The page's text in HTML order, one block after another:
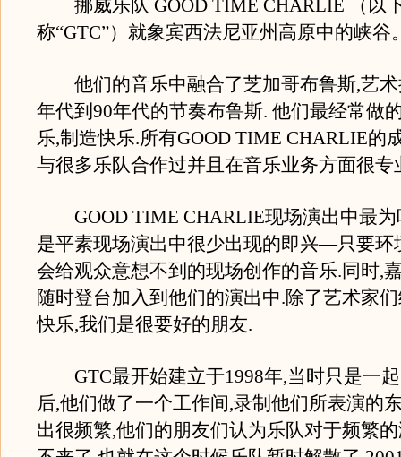
挪威乐队 GOOD TIME CHARLIE （以
称“GTC”）就象宾西法尼亚州高原中的峡谷
他们的音乐中融合了芝加哥布鲁斯,艺术
年代到90年代的节奏布鲁斯. 他们最经常做
乐,制造快乐.所有GOOD TIME CHARLIE的
与很多乐队合作过并且在音乐业务方面很专
GOOD TIME CHARLIE现场演出中最为
是平素现场演出中很少出现的即兴—只要环
会给观众意想不到的现场创作的音乐.同时,
随时登台加入到他们的演出中.除了艺术家
快乐,我们是很要好的朋友.
GTC最开始建立于1998年,当时只是一起
后,他们做了一个工作间,录制他们所表演的
出很频繁,他们的朋友们认为乐队对于频繁